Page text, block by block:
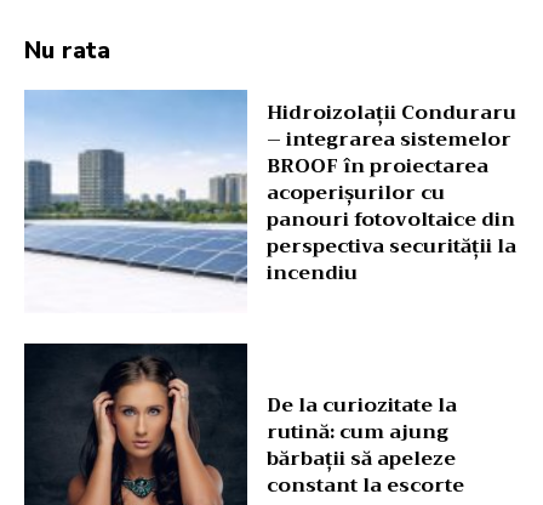
Nu rata
Hidroizolații Conduraru
– integrarea sistemelor
BROOF în proiectarea
acoperișurilor cu
panouri fotovoltaice din
perspectiva securității la
incendiu
De la curiozitate la
rutină: cum ajung
bărbații să apeleze
constant la escorte